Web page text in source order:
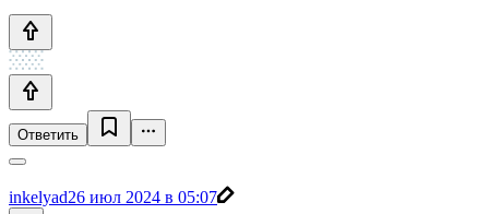
Ответить
inkelyad26 июл 2024 в 05:07